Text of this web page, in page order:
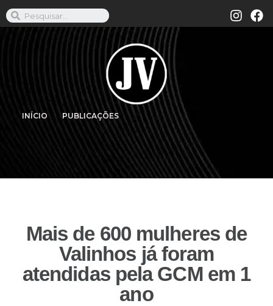
INÍCIO PUBLICAÇÕES
Mais de 600 mulheres de
Valinhos já foram
atendidas pela GCM em 1
ano